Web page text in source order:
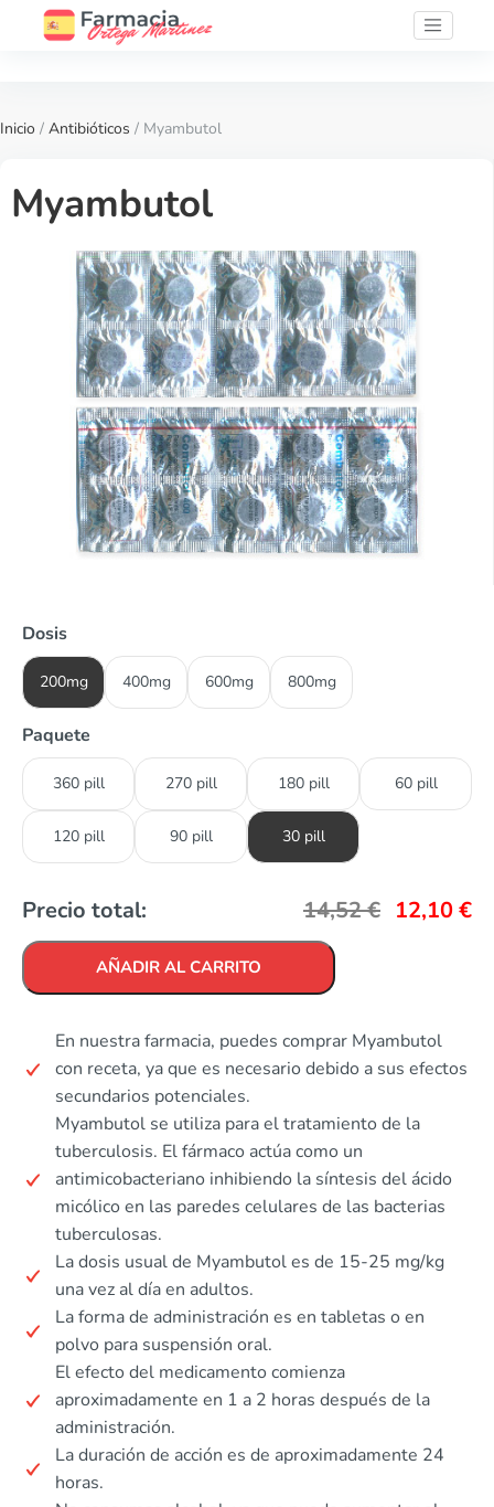
Inicio / Antibióticos / Myambutol
Myambutol
Dosis
200mg 400mg 600mg 800mg
Paquete
360 pill 270 pill 180 pill 60 pill
120 pill 90 pill 30 pill
Precio total: 14,52€ 12,10€
AÑADIR AL CARRITO
En nuestra farmacia, puedes comprar Myambutol
con receta, ya que es necesario debido a sus efectos
secundarios potenciales.
Myambutol se utiliza para el tratamiento de la
tuberculosis. El fármaco actúa como un
antimicobacteriano inhibiendo la síntesis del ácido
micólico en las paredes celulares de las bacterias
tuberculosas.
La dosis usual de Myambutol es de 15-25 mg/kg
una vez al día en adultos.
La forma de administración es en tabletas o en
polvo para suspensión oral.
El efecto del medicamento comienza
aproximadamente en 1 a 2 horas después de la
administración.
La duración de acción es de aproximadamente 24
horas.